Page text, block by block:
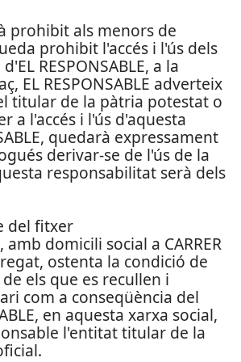
prohibit als menors de
prohibit l'accés i l'ús dels
RESPONSABLE, a la
EL RESPONSABLE adverteix
titular de la pàtria potestat o
a l'accés i l'ús d'aquesta
quedarà expressament
derivar-se de l'ús de la
responsabilitat serà dels
del fitxer
domicili social a CARRER
ostenta la condició de
els que es recullen i
com a conseqüència del
en aquesta xarxa social,
l'entitat titular de la